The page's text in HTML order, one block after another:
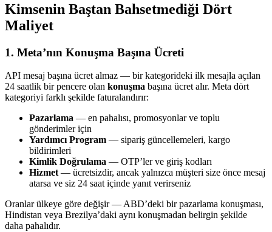
Kimsenin Baştan Bahsetmediği Dört
Maliyet
1. Meta’nın Konuşma Başına Ücreti
API mesaj başına ücret almaz — bir kategorideki ilk mesajla açılan
24 saatlik bir pencere olan konuşma başına ücret alır. Meta dört
kategoriyi farklı şekilde faturalandırır:
Pazarlama — en pahalısı, promosyonlar ve toplu
gönderimler için
Yardımcı Program — sipariş güncellemeleri, kargo
bildirimleri
Kimlik Doğrulama — OTP’ler ve giriş kodları
Hizmet— ücretsizdir, ancak yalnızca müşteri size önce mesaj
atarsa ve siz 24 saat içinde yanıt verirseniz
Oranlar ülkeye göre değişir — ABD’deki bir pazarlama konuşması,
Hindistan veya Brezilya’daki aynı konuşmadan belirgin şekilde
daha pahalıdır.